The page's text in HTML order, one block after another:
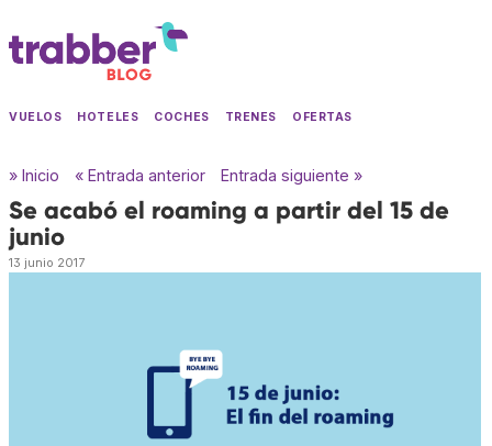
VUELOS HOTELES COCHES TRENES OFERTAS
» Inicio « Entrada anterior Entrada siguiente »
Se acabó el roaming a partir del 15 de
junio
13 junio 2017